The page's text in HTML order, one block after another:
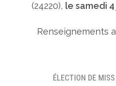
(24220), le samedi 4
Renseignements
ÉLECTION DE